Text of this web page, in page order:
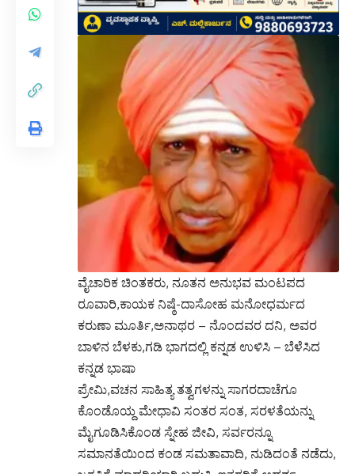
ವೈಚಾರಿಕ ಚಿಂತಕರು, ನೂತನ ಅನುಭವ ಮಂಟಪದ
ರೂವಾರಿ,ಕಾಯಕ ನಿಷ್ಠೆ-ದಾಸೋಹ ಮನೋಧರ್ಮದ
ಕರುಣಾ ಮೂರ್ತಿ,ಅನಾಥರ – ನೊಂದವರ ದನಿ, ಅವರ
ಬಾಳಿನ ಬೆಳಕು,ಗಡಿ ಭಾಗದಲ್ಲಿ ಕನ್ನಡ ಉಳಿಸಿ – ಬೆಳೆಸಿದ
ಕನ್ನಡ ಭಾಷಾ
ಪ್ರೇಮಿ,ವಚನ ಸಾಹಿತ್ಯ ತತ್ವಗಳನ್ನು ಸಾಗರದಾಚೆಗೂ
ಕೊಂಡೊಯ್ದ ಮೇಧಾವಿ ಸಂತರ ಸಂತ, ಸರಳತೆಯನ್ನು
ಮೈಗೂಡಿಸಿಕೊಂಡ ಸ್ನೇಹ ಜೀವಿ, ಸರ್ವರನ್ನೂ
ಸಮಾನತೆಯಿಂದ ಕಂಡ ಸಮತಾವಾದಿ, ನುಡಿದಂತೆ ನಡೆದು,